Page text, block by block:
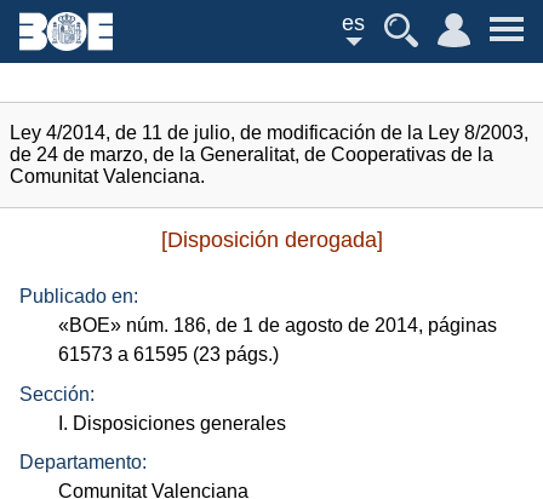
es
Ley 4/2014, de 11 de julio, de modificación de la Ley 8/2003,
de 24 de marzo, de la Generalitat, de Cooperativas de la
Comunitat Valenciana.
[Disposición derogada]
Publicado en:
«BOE» núm. 186, de 1 de agosto de 2014, páginas
61573 a 61595 (23 págs.)
Sección:
I. Disposiciones generales
Departamento:
Comunitat Valenciana